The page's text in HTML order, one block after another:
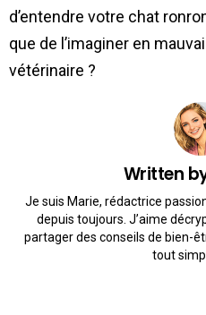
d’entendre votre chat
que de l’imaginer en
vétérinaire ?
Written
Je suis Marie, rédactrice
depuis toujours. J’aime
partager des conseils de bien-
tout